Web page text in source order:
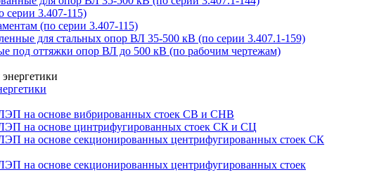
3.407-115)
(по серии 3.407-115)
для стальных опор ВЛ 35-500 кВ (по серии 3.407.1-159)
под оттяжки опор ВЛ до 500 кВ (по рабочим чертежам)
на основе вибрированных стоек СВ и СНВ
на основе цинтрифугированных стоек СК и СЦ
на основе секционированных центрифугированных стоек СК
на основе секционированных центрифугированных стоек